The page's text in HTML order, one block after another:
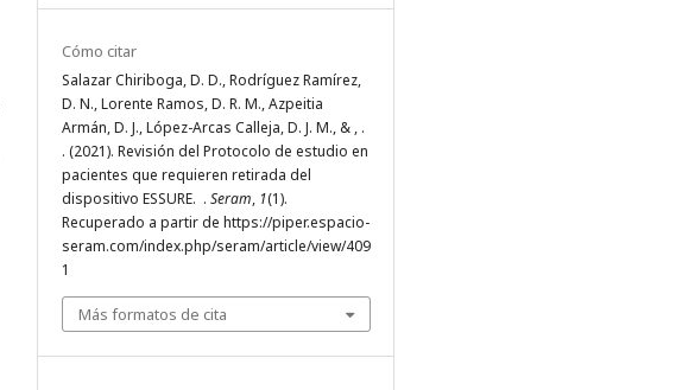
Cómo citar
Salazar Chiriboga, D. D., Rodríguez Ramírez,
D. N., Lorente Ramos, D. R. M., Azpeitia
Armán, D. J., López-Arcas Calleja, D. J. M., & , .
. (2021). Revisión del Protocolo de estudio en
pacientes que requieren retirada del
dispositivo ESSURE. . Seram, 1(1).
Recuperado a partir de https://piper.espacio-
seram.com/index.php/seram/article/view/409
1
Más formatos de cita